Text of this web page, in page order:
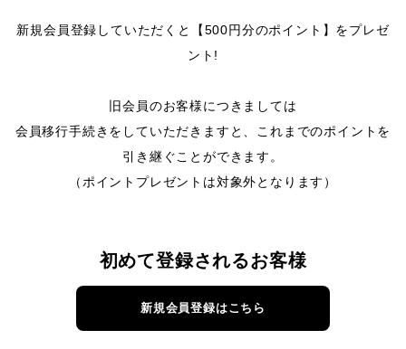
新規会員登録していただくと【500円分のポイント】をプレゼ
ント!
旧会員のお客様につきましては
会員移行手続きをしていただきますと、これまでのポイントを
引き継ぐことができます。
（ポイントプレゼントは対象外となります）
初めて登録されるお客様
新規会員登録はこちら